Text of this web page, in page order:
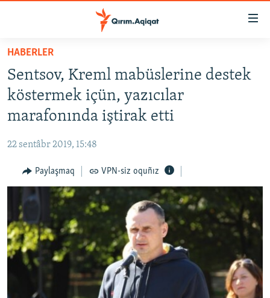
Esas
qaytmaq
Baş
navigatsiyağa
qaytmaq
Qıdıruvğa
İQTİSADİYAT
MEDENİYET
İNSAN AQLARI
VİDEO
SÜRET
BLOGLAR
FİKİR
Русский
HABERLER
Sentsov, Kreml mabüslerine destek
köstermek içün, yazıcılar
marafonında iştirak etti
22 sentâbr 2019, 15:48
Paylaşmaq VPN-siz oquñız